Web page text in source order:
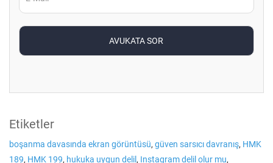
Etiketler
boşanma davasında ekran görüntüsü, güven sarsıcı davranış, HMK
189, HMK 199, hukuka uygun delil , Instagram delil olur mu,